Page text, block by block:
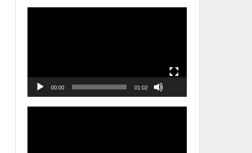
00:00 01:02